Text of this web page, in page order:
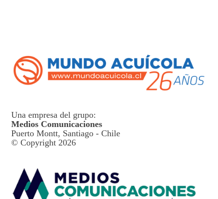
Una empresa del grupo:
Medios Comunicaciones
Puerto Montt, Santiago - Chile
© Copyright 2026